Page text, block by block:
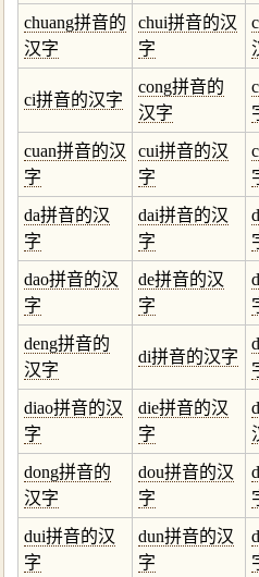
chuang拼音的
汉字
chui拼音的汉
字
ci拼音的汉字
cong拼音的
汉字
cuan拼音的汉
字
cui拼音的汉
字
da拼音的汉
字
dai拼音的汉
字
dao拼音的汉
字
de拼音的汉
字
deng拼音的
汉字
di拼音的汉字
diao拼音的汉
字
die拼音的汉
字
dong拼音的
汉字
dou拼音的汉
字
dui拼音的汉
字
dun拼音的汉
字